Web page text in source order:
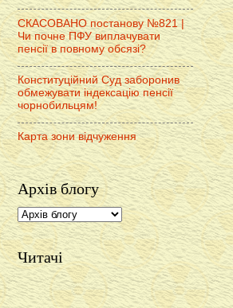
СКАСОВАНО постанову №821 |
Чи почне ПФУ виплачувати
пенсії в повному обсязі?
Конституційний Суд заборонив
обмежувати індексацію пенсії
чорнобильцям!
Карта зони відчуження
Архів блогу
Читачі